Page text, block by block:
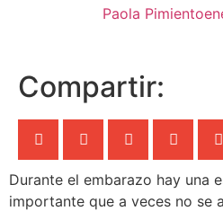
Paola Pimiento
Compartir:
Durante el embarazo hay una
importante que a veces no se